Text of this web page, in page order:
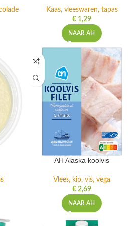
Kaas, vleeswaren, tapas
€1,29
NAAR AH
AH Alaska koolvis
Vlees, kip, vis, vega
€2,69
NAAR AH